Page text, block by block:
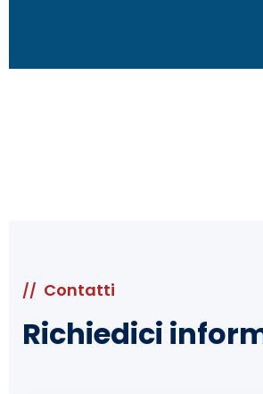
// Contatti
Richiedici